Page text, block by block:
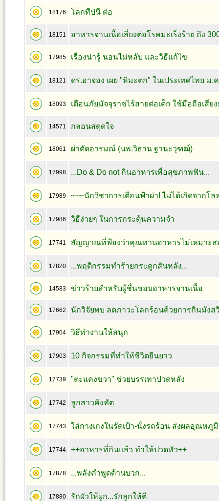
18176 โลกทีปนี ต่อ
18151 อาหารจานเนื้อเสี่ยงต่อโรคมะเร็งร้าย ถึง
17985 เรื่องน่ารู้ นอนไม่หลับ และวิธีแก้ไข
18121 ดร.อาจอง เผย "หิมะตก" ในเประเทศไทย ม.
18093 เตือนภัยมัจจุราชไร้สายต่อเด็ก ใช้มือถือเสี่ยง
14571 กลอนสดุดใจ
18061 ผ่าตัดอารมณ์ (นพ.วิธาน ฐานะวุฑฒ์)
17998 ...Do & Do not กินอาหารเพื่อสุขภาพฟัน...
17989 ~~~นักวิชาการเตือนฟ้าผ่า! ไม่ได้เกิดจากโ
17986 วิธีง่ายๆ ในการกระตุ้นความจำ
17741 สัญญาณที่ฟ้องว่าคุณทานอาหารไม่เหมาะส
17820 ...พฤติกรรมทำร้ายกระดูกสันหลัง...
14583 ข่าวร้ายสำหรับผู้ชื่นชอบอาหารจานเนื้อ
17662 นักวิจัยพบ ลดภาวะโลกร้อนด้วยการกินมังส
17904 วิธีทำงานให้สนุก
17903 10 กิจกรรมที่ทำให้ชีวิตยืนยาว
17739 "ตะแคงขวา" ช่วยบรรเทาปวดหลัง
17742 ลูกสาวคิงทัต
17743 ใส่กางเกงในรัดเป้า-นั่งรถร้อน ส่งผลอุณหภู
17744 ++อาหารที่กินแล้ว ทำให้ปวดหัว++
17878 ...พลังคำพูดด้านบวก...
17880 รักผัวให้ผูก...รักลูกให้ตี